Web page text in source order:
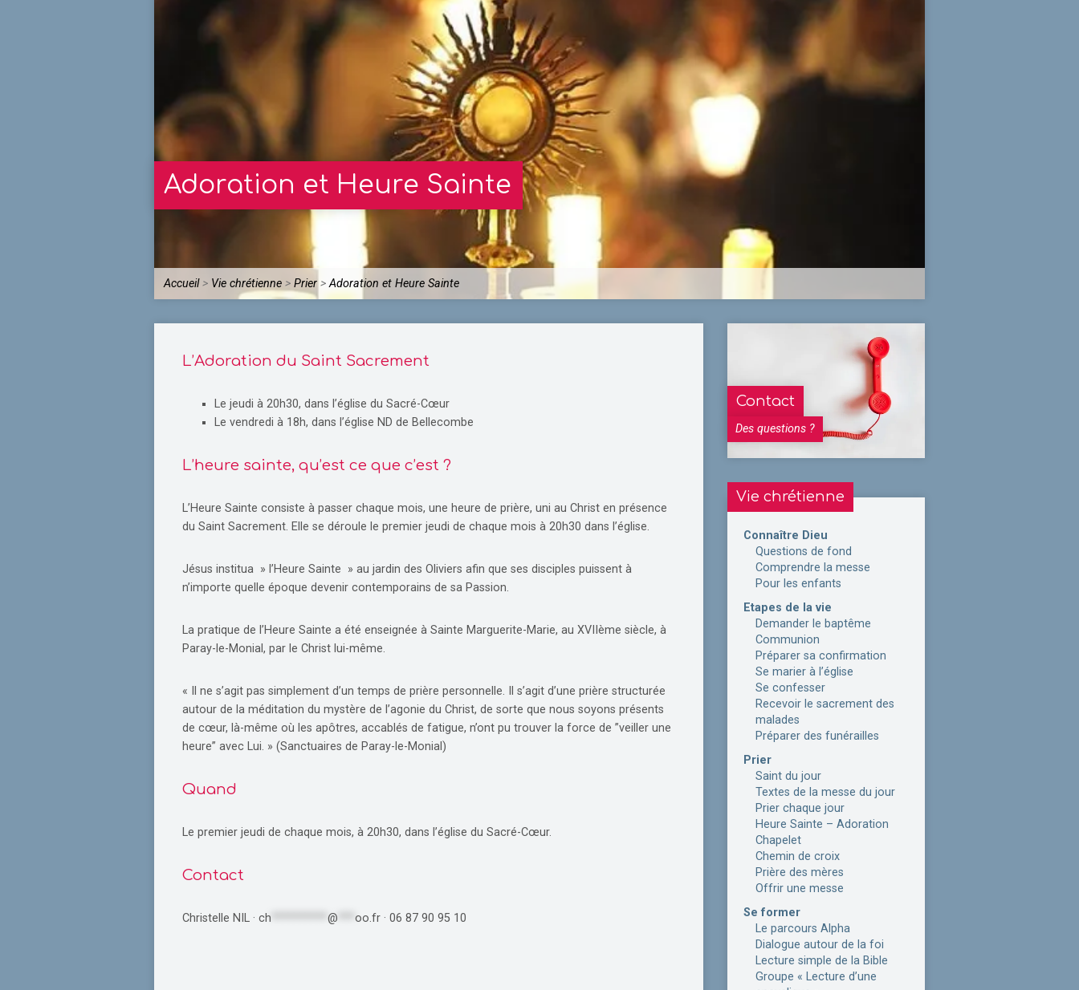
Adoration et Heure Sainte
Accueil> Vie chrétienne > Prier >Adoration et Heure Sainte
L’Adoration du Saint Sacrement
Le jeudi à 20h30, dans l’église du Sacré-Cœur
Le vendredi à 18h, dans l’église ND de Bellecombe
L’heure sainte, qu’est ce que c’est ?
L’Heure Sainte consiste à passer chaque mois, une heure de prière, uni au Christ en présence
du Saint Sacrement. Elle se déroule le premier jeudi de chaque mois à 20h30 dans l’église.
Jésus institua » l’Heure Sainte » au jardin des Oliviers afin que ses disciples puissent à
n’importe quelle époque devenir contemporains de sa Passion.
La pratique de l’Heure Sainte a été enseignée à Sainte Marguerite-Marie, au XVIIème siècle, à
Paray-le-Monial, par le Christ lui-même.
« Il ne s’agit pas simplement d’un temps de prière personnelle. Il s’agit d’une prière structurée
autour de la méditation du mystère de l’agonie du Christ, de sorte que nous soyons présents
de cœur, là-même où les apôtres, accablés de fatigue, n’ont pu trouver la force de ”veiller une
heure” avec Lui. » (Sanctuaires de Paray-le-Monial)
Quand
Le premier jeudi de chaque mois, à 20h30, dans l’église du Sacré-Cœur.
Contact
Christelle NIL · ch @ oo.fr · 06 87 90 95 10
Contact
Des questions ?
Vie chrétienne
Connaître Dieu
Questions de fond
Comprendre la messe
Pour les enfants
Etapes de la vie
Demander le baptême
Communion
Préparer sa confirmation
Se marier à l’église
Se confesser
Recevoir le sacrement des
malades
Préparer des funérailles
Prier
Saint du jour
Textes de la messe du jour
Prier chaque jour
Heure Sainte – Adoration
Chapelet
Chemin de croix
Prière des mères
Offrir une messe
Se former
Le parcours Alpha
Dialogue autour de la foi
Lecture simple de la Bible
Groupe « Lecture d’une